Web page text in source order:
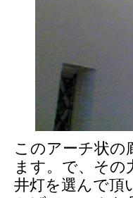
このアーチ状の
ます。で、そ
井灯を選んで頂